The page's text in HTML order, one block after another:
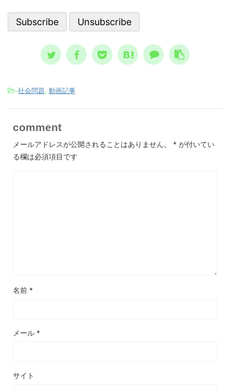
自
自分
なりません。 一般的に広まっている
ノウハウ ...
-社会問題, 動画記事
comment
メールアドレスが公開されることはありません。 * が付いてい
る欄は必須項目です
名前 *
メール *
サイト